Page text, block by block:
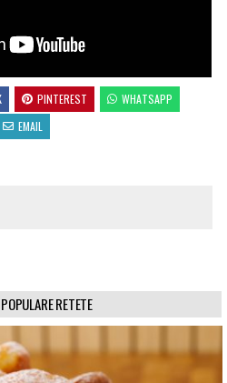
PINTEREST
WHATSAPP
EMAIL
RETETE